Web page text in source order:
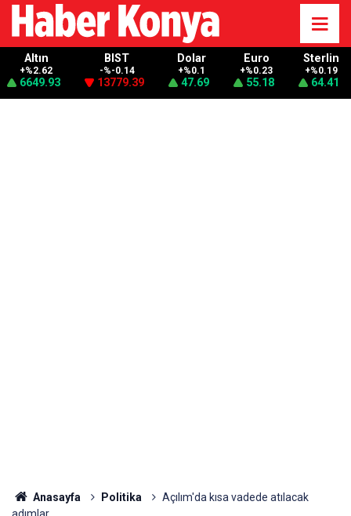
Altın
+%2.62
6649.93
BIST
-%-0.14
13779.39
Dolar
+%0.1
47.69
Euro
+%0.23
55.18
Sterlin
+%0.19
64.41
Anasayfa Politika
Açılım'da kısa vadede atılacak